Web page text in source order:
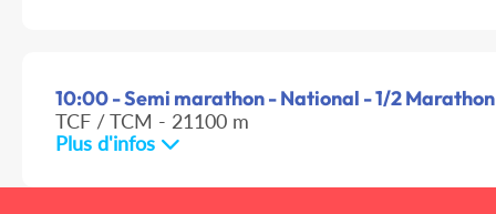
10:00 - Semi marathon - National - 1/2 Marathon
TCF / TCM - 21100 m
Plus d'infos